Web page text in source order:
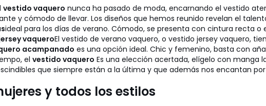
vestido vaquero nunca ha pasado de moda, encarnando el vestido
y cómodo de llevar. Los diseños que hemos reunido revelan el
ideal para los días de verano. Cómodo, se presenta con cintura recta
vaqueroEl vestido de verano vaquero, o vestido jersey vaquero,
acampanado es una opción ideal. Chic y femenino, basta con
el vestido vaquero Es una elección acertada, elígelo con manga
que siempre están a la última y que además nos encantan
y todos los estilos